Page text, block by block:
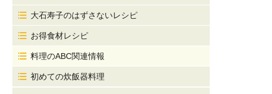
大石寿子のはずさないレシピ
お得食材レシピ
料理のABC関連情報
初めての炊飯器料理